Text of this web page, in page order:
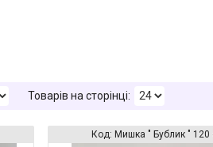
Мишка " Бублик " 120